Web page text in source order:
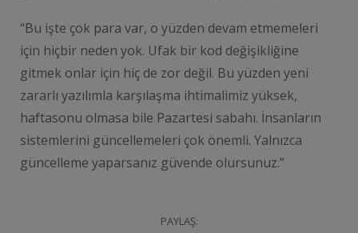
“Bu işte çok para var, o yüzden devam etmemeleri
için hiçbir neden yok. Ufak bir kod değişikliğine
gitmek onlar için hiç de zor değil. Bu yüzden yeni
zararlı yazılımla karşılaşma ihtimalimiz yüksek,
haftasonu olmasa bile Pazartesi sabahı. İnsanların
sistemlerini güncellemeleri çok önemli. Yalnızca
güncelleme yaparsanız güvende olursunuz.”
PAYLAŞ: